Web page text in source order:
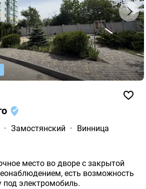
· Замостянский ·
Винница
место во дворе с закрытой
есть возможность
под электромобиль.